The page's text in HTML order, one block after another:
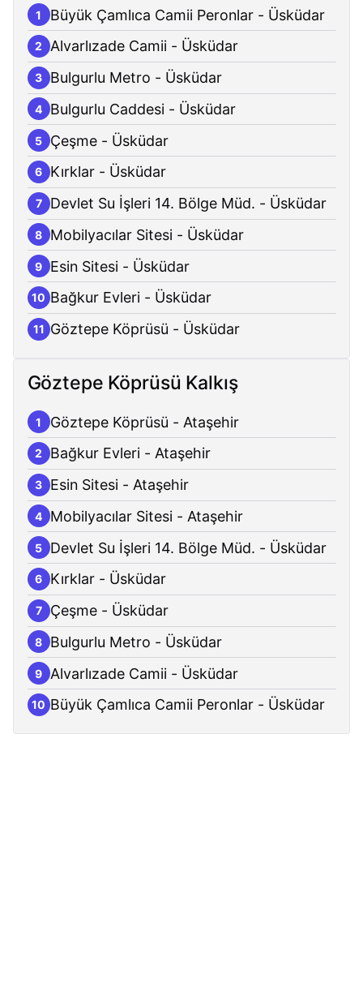
1 Büyük Çamlıca Camii Peronlar - Üsküdar
2 Alvarlızade Camii - Üsküdar
3 Bulgurlu Metro - Üsküdar
4 Bulgurlu Caddesi - Üsküdar
5 Çeşme - Üsküdar
6 Kırklar - Üsküdar
7 Devlet Su İşleri 14. Bölge Müd. - Üsküdar
8 Mobilyacılar Sitesi - Üsküdar
9 Esin Sitesi - Üsküdar
10 Bağkur Evleri - Üsküdar
11 Göztepe Köprüsü - Üsküdar
Göztepe Köprüsü Kalkış
1 Göztepe Köprüsü - Ataşehir
2 Bağkur Evleri - Ataşehir
3 Esin Sitesi - Ataşehir
4 Mobilyacılar Sitesi - Ataşehir
5 Devlet Su İşleri 14. Bölge Müd. - Üsküdar
6 Kırklar - Üsküdar
7 Çeşme - Üsküdar
8 Bulgurlu Metro - Üsküdar
9 Alvarlızade Camii - Üsküdar
10 Büyük Çamlıca Camii Peronlar - Üsküdar